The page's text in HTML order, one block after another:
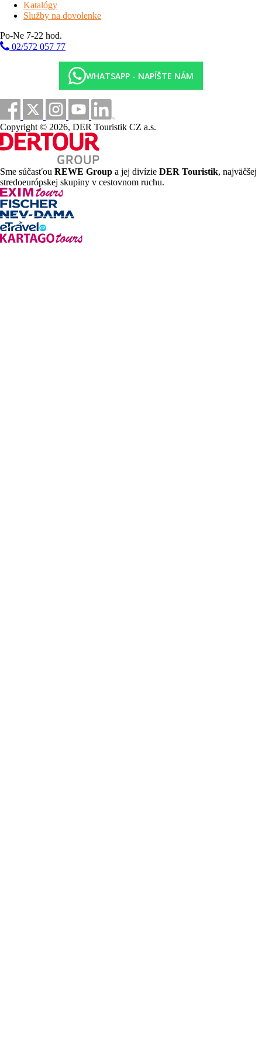
elektrické autá*
šport a relaxácia
sauna, posilňovňa
raňajky- formou bufetu vrátane nápojov
popis izieb
Standard 1/2 - 23 m² - izba s manželskou posteľou, sociálne
zariadenie so sprchou alebo vaňou
Family 3- 29 m² - izba s 2 manželskými posteľami, sociálne
zariadenie so sprchou alebo vaňou; minimálna obsaditeľnosť
izby sú 2 osoby a 1 dieťa alebo 3 osoby
vybavenosť izieb
TV sat., telefón, fén, rýchlovarná kanvica, mini chladnička,
klimatizácia, žehliaca doska a žehlička
Katalógy
Služby na dovolenke
Po-Ne 7-22 hod.
02/572 057 77
WHATSAPP - NAPÍŠTE NÁM
Copyright © 2026, DER Touristik CZ a.s.
Sme súčasťou REWE Group a jej divízie DER Touristik, najväčšej
stredoeurópskej skupiny v cestovnom ruchu.